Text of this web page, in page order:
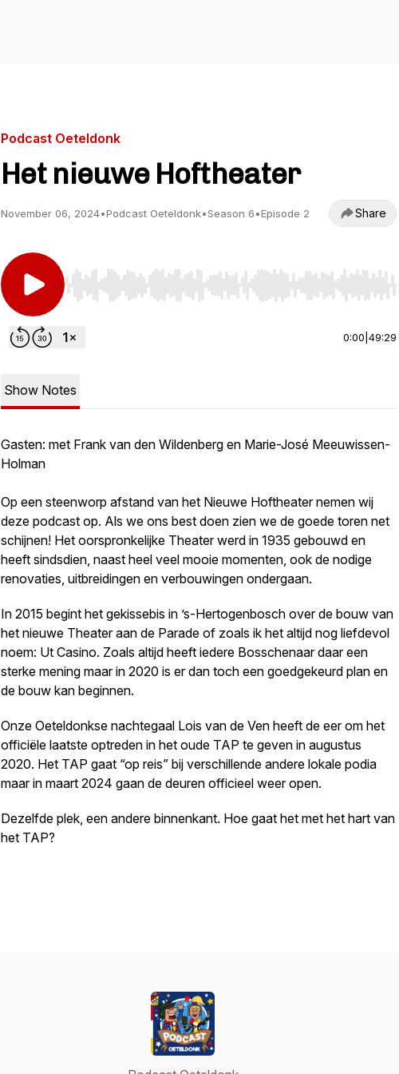
Podcast Oeteldonk
Het nieuwe Hoftheater
November 06, 2024•Podcast Oeteldonk•Season 6•Episode 2 Share
Use Left/Right to seek, Home/End to jump to start or end.
0:00 49:29
Show Notes
Gasten: met Frank van den Wildenberg en Marie-José Meeuwissen-
Holman
Op een steenworp afstand van het Nieuwe Hoftheater nemen wij
deze podcast op. Als we ons best doen zien we de goede toren net
schijnen! Het oorspronkelijke Theater werd in 1935 gebouwd en
heeft sindsdien, naast heel veel mooie momenten, ook de nodige
renovaties, uitbreidingen en verbouwingen ondergaan.
In 2015 begint het gekissebis in ’s-Hertogenbosch over de bouw van
het nieuwe Theater aan de Parade of zoals ik het altijd nog liefdevol
noem: Ut Casino. Zoals altijd heeft iedere Bosschenaar daar een
sterke mening maar in 2020 is er dan toch een goedgekeurd plan en
de bouw kan beginnen.
Onze Oeteldonkse nachtegaal Lois van de Ven heeft de eer om het
officiële laatste optreden in het oude TAP te geven in augustus
2020. Het TAP gaat “op reis” bij verschillende andere lokale podia
maar in maart 2024 gaan de deuren officieel weer open.
Dezelfde plek, een andere binnenkant. Hoe gaat het met het hart van
het TAP?